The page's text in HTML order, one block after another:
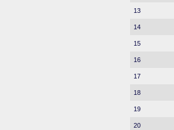
13
14
15
16
17
18
19
20